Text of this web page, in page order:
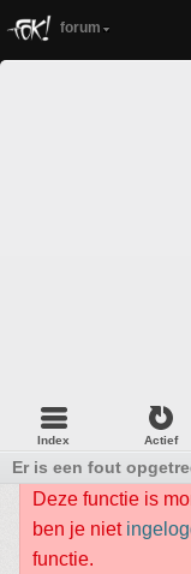
forum
Index Actief
Er is een fout
Deze functie is
ben je niet
functie.